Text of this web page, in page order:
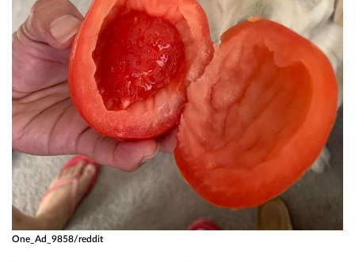
One_Ad_9858/reddit